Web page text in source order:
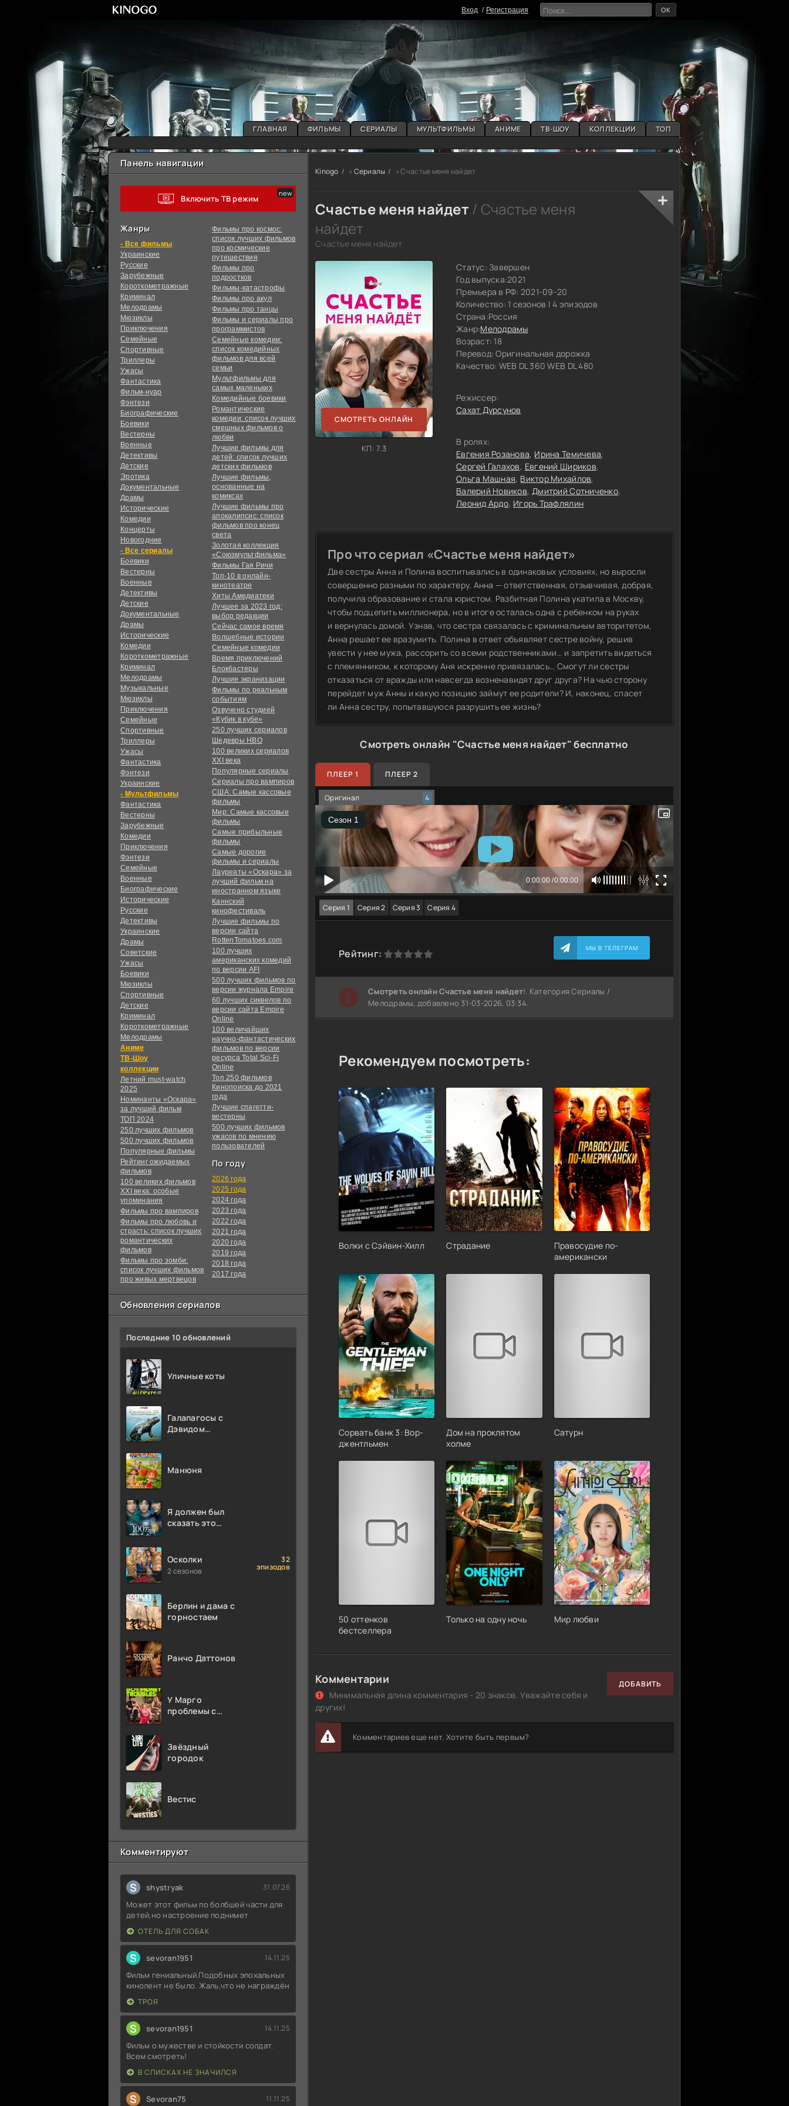
Вxoд Регистрация OK
ГЛАВНАЯ ФИЛЬМЫ СЕРИАЛЫ МУЛЬТФИЛЬМЫ АНИМЕ ТВ-ШОУ КОЛЛЕКЦИИ ТОП
Панель навигации
Включить ТВ режим
Жанры
фильмы
Украинcкие
Русские
Зарубежные
Короткометражные
Криминал
Мелодрамы
Мюзиклы
Приключения
Семейные
Спортивные
Триллеры
Ужасы
Фантастика
Фильм-нуар
Фэнтези
Биографические
Боевики
Вестерны
Военные
Детективы
Детские
Эротика
Документальные
Драмы
Исторические
Комедии
Концерты
Новогодние
сериалы
Боевики
Вестерны
Военные
Детективы
Детские
Документальные
Драмы
Исторические
Комедии
Короткометражные
Криминал
Мелодрамы
Музыкальные
Мюзиклы
Приключения
Семейные
Спортивные
Триллеры
Ужасы
Фантастика
Фэнтези
Украинcкие
Мультфильмы
Фантастика
Вестерны
Зарубежные
Комедии
Приключения
Фэнтези
Семейные
Военные
Биографические
Исторические
Русские
Детективы
Украинские
Драмы
Советские
Ужасы
Боевики
Мюзиклы
Спортивные
Детские
Криминал
Короткометражные
Мелодрамы
Аниме
ТВ-Шоу
коллекции
Летний must-watch
2025
Номинанты «Оскара»
за лучший фильм
ТОП 2024
250 лучших фильмов
500 лучших фильмов
Популярные фильмы
Рейтинг ожидаемых
фильмов
100 великих фильмов
XXI века: особые
упоминания
Фильмы про вампиров
Фильмы про любовь и
страсть: список лучших
романтических
фильмов
Фильмы про зомби:
список лучших фильмов
про живых мертвецов
Фильмы про космос:
список лучших фильмов
про космические
путешествия
Фильмы про
подростков
Фильмы-катастрофы
Фильмы про акул
Фильмы про танцы
Фильмы и сериалы про
программистов
Семейные комедии:
список комедийных
фильмов для всей
семьи
Мультфильмы для
самых маленьких
Комедийные боевики
Романтические
комедии: список лучших
смешных фильмов о
любви
Лучшие фильмы для
детей: список лучших
детских фильмов
Лучшие фильмы,
основанные на
комиксах
Лучшие фильмы про
апокалипсис: список
фильмов про конец
света
Золотая коллекция
«Союзмультфильма»
Фильмы Гая Ричи
Топ-10 в онлайн-
кинотеатре
Хиты Амедиатеки
Лучшее за 2023 год:
выбор редакции
Сейчас самое время
Волшебные истории
Семейные комедии
Время приключений
Блокбастеры
Лучшие экранизации
Фильмы по реальным
событиям
Озвучено студией
«Кубик в кубе»
250 лучших сериалов
Шедевры HBO
100 великих сериалов
XXI века
Популярные сериалы
Сериалы про вампиров
США: Самые кассовые
фильмы
Мир: Самые кассовые
фильмы
Самые прибыльные
фильмы
Самые дорогие
фильмы и сериалы
Лауреаты «Оскара» за
лучший фильм на
иностранном языке
Каннский
кинофестиваль
Лучшие фильмы по
версии сайта
RottenTomatoes.com
100 лучших
американских комедий
по версии AFI
500 лучших фильмов по
версии журнала Empire
60 лучших сиквелов по
версии сайта Empire
Online
100 величайших
научно-фантастических
фильмов по версии
ресурса Total Sci-Fi
Online
Топ 250 фильмов
Кинопоиска до 2021
года
Лучшие спагетти-
вестерны
500 лучших фильмов
ужасов по мнению
пользователей
По году
2026 года
2025 года
2024 года
2023 года
2022 года
2021 года
2020 года
2019 года
2018 года
2017 года
Обновления сериалов
Последние 10 обновлений
Уличные коты
Галапагосы с
Дэвидом
Манюня
Я должен был
сказать это
Осколки
2 сезонов
32
эпизодов
Берлин и дама с
горностаем
Ранчо Даттонов
У Марго
проблемы с
Звёздный
городок
Вестис
Комментируют
S shystryak 31.07.26
Может этот фильм по болбшей части для
детей,но настроение поднимет
ОТЕЛЬ ДЛЯ СОБАК
S sevoran1951 14.11.25
Фильм гениальный.Подобных эпохальных
кинолент не было. Жаль,что не награждён
ТРОЯ
S sevoran1951 14.11.25
Фильм о мужестве и стойкости солдат.
Всем смотреть!
В СПИСКАХ НЕ ЗНАЧИЛСЯ
S Sevoran75 11.11.25
Kinogo » Сериалы » Счастье меня найдет
Счастье меня найдет/ Счастье меня
найдет
Счастье меня найдет
СМОТРЕТЬ ОНЛАЙН
КП: 7.3
Статус: Завершен
Год выпуска:2021
Премьера в РФ: 2021-09-20
Количество: 1 сезонов | 4 эпизодов
Страна:Россия
Жанр:Мелодрамы
Возраст: 18
Перевод:Оригинальная дорожка
Качество: WEB DL 360 WEB DL 480
Режиссер:
Сахат Дурсунов
В ролях:
Евгения Розанова Ирина Темичева
Сергей Галахов Евгений Шириков
Ольга Машная Виктор Михайлов
Валерий Новиков Дмитрий Сотниченко
Леонид Ардо Игорь Трафлялин
Про что сериал «Счастье меня найдет»
Две сестры Анна и Полина воспитывались в одинаковых условиях, но выросли
совершенно разными по характеру. Анна — ответственная, отзывчивая, добрая,
получила образование и стала юристом. Разбитная Полина укатила в Москву,
чтобы подцепить миллионера, но в итоге осталась одна с ребенком на руках
и вернулась домой. Узнав, что сестра связалась с криминальным авторитетом,
Анна решает ее вразумить. Полина в ответ объявляет сестре войну, решив
увести у нее мужа, рассорить со всеми родственниками… и запретить видеться
с племянником, к которому Аня искренне привязалась… Смогут ли сестры
отказаться от вражды или навсегда возненавидят друг друга? На чью сторону
перейдет муж Анны и какую позицию займут ее родители? И, наконец, спасет
ли Анна сестру, попытавшуюся разрушить ее жизнь?
Смотреть онлайн "Счастье меня найдет" бесплатно
ПЛЕЕР 1 ПЛЕЕР 2
Оригинал 4
Серия 1 Серия 2 Серия 3 Серия 4
Рейтинг:
2 3 4 5 МЫ В ТЕЛЕГРАМ
Cмотреть онлайн Счастье меня найдет!. Категория Сериалы /
Мелодрамы, добавлено 31-03-2026, 03:34.
Рекомендуем посмотреть:
Волки с Сэйвин-Хилл Страдание
Правосудие по-
американски
Сорвать банк 3: Вор-
джентльмен
Дом на проклятом
холме
Сатурн
50 оттенков
бестселлера
Только на одну ночь Мир любви
Комментарии
Минимальная длина комментария - 20 знаков. Уважайте себя и
других!
ДОБАВИТЬ
Комментариев еще нет. Хотите быть первым?